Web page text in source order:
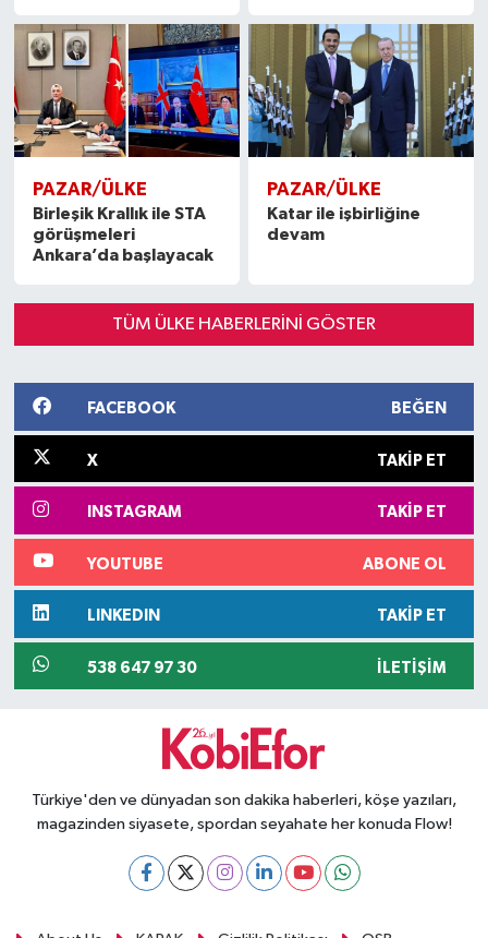
PAZAR/ÜLKE
Birleşik Krallık ile STA
görüşmeleri
Ankara’da başlayacak
PAZAR/ÜLKE
Katar ile işbirliğine
devam
TÜM ÜLKE HABERLERINI GÖSTER
FACEBOOK BEĞEN
X TAKIP ET
INSTAGRAM TAKIP ET
YOUTUBE ABONE OL
LINKEDIN TAKIP ET
538 647 97 30 İLETIŞIM
Türkiye'den ve dünyadan son dakika haberleri, köşe yazıları,
magazinden siyasete, spordan seyahate her konuda Flow!